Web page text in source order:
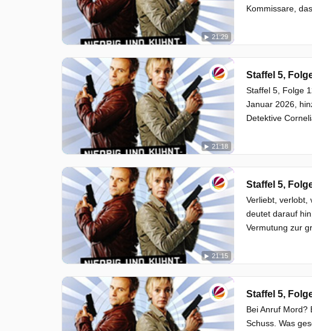
21:29
Kommissare,
21:18
Staffel 5,
Staffel 5, Folge
Januar 2026,
Detektive
21:15
Staffel 5,
Verliebt, verlobt,
deutet darauf
Vermutung zur
Staffel 5,
Bei Anruf Mord?
Schuss. Was